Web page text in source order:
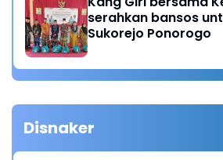
serahkan bansos
Sukorejo Ponorogo
Disnaker